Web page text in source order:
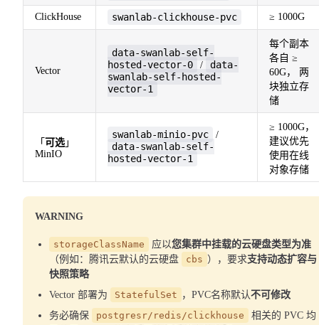
ClickHouse swanlab-clickhouse-pvc ≥ 1000G
Vector
data-swanlab-self-
hosted-vector-0
/
data-
swanlab-self-hosted-
vector-1
每个副本
各自 ≥
60G， 两
块独立存
储
「 可选 」
MinIO
swanlab-minio-pvc /
data-swanlab-self-
hosted-vector-1
≥ 1000G，
建议优先
使用在线
对象存储
WARNING
storageClassName 应以您集群中挂载的云硬盘类型为准
（例如：腾讯云默认的云硬盘
cbs ），要求支持动态扩容与
快照策略
Vector 部署为
StatefulSet ，PVC名称默认不可修改
务必确保
postgresr/redis/clickhouse
相关的 PVC 均